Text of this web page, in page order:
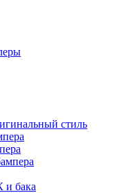
стиль
и бака